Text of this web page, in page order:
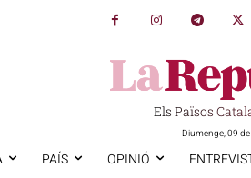
Els Països
Diumenge, 09
PAÍS OPINIÓ